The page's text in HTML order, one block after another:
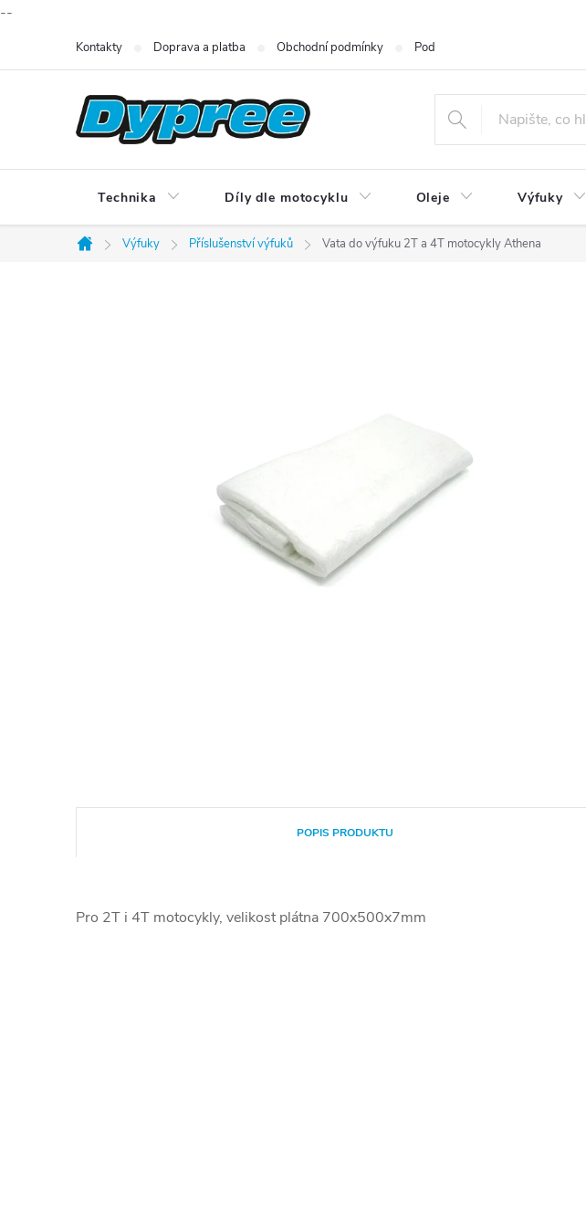
--
Kontakty Doprava a platba Obchodní podmínky Podmínky ochrany osobních údajů
Technika Díly dle motocyklu Oleje Výfuky
Domů
Výfuky Příslušenství výfuků Vata do výfuku 2T a 4T motocykly Athena
POPIS PRODUKTU
Pro 2T i 4T motocykly, velikost plátna 700x500x7mm